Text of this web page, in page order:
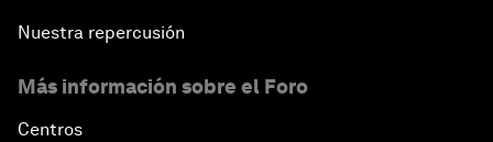
Nuestra repercusión
Más información sobre el Foro
Centros